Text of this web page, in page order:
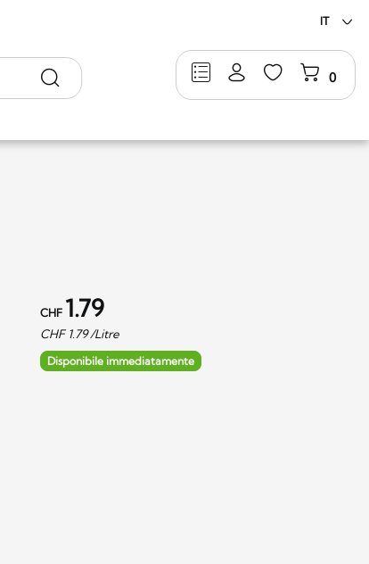
IT
0
Ricerca
CHF 1.79
CHF 1.79/Litre
Disponibile immediatamente